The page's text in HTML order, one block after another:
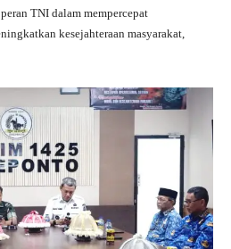
TNI dalam mempercepat
kesejahteraan masyarakat,